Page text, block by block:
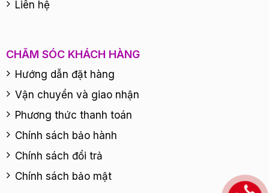
Liên hệ
CHĂM SÓC KHÁCH HÀNG
Hướng dẫn đặt hàng
Vận chuyển và giao nhận
Phương thức thanh toán
Chính sách bảo hành
Chính sách đổi trả
Chính sách bảo mật